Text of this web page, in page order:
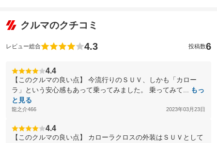
クルマのクチコミ
レビュー総合 4.3 投稿数6
4.4
【このクルマの良い点】 今流行りのＳＵＶ、しかも「カロー
ラ」という安心感もあって乗ってみました。 乗ってみて...
もっ
と見る
龍之介466 2023年03月23日
4.4
【このクルマの良い点】 カローラクロスの外装はＳＵＶとして